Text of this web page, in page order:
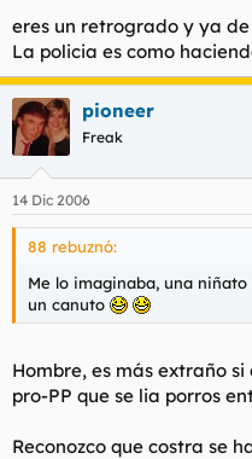
eres un retrogrado y ya de
La policia es como
pioneer
Freak
14 Dic 2006
88 rebuznó:
Me lo imaginaba, una
un canuto
Hombre, es más extraño
pro-PP que se lia porros
Reconozco que costra se